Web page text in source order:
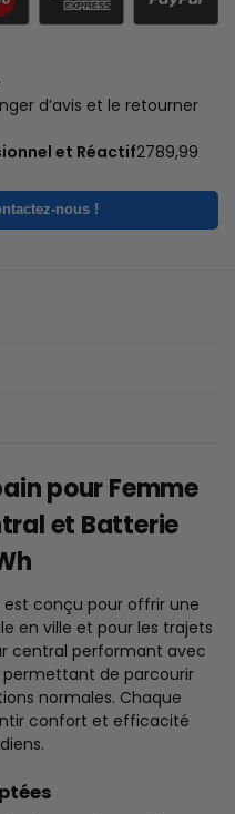
d’avis et le retourner
et Réactif2789,99
nous !
pour Femme
et Batterie
est conçu pour offrir une
en ville et pour les trajets
central performant avec
de parcourir
normales. Chaque
confort et efficacité